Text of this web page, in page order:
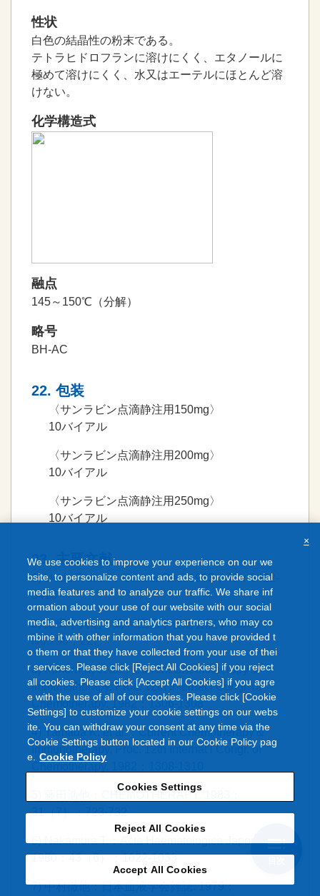
性状
白色の結晶性の粉末である。
テトラヒドロフランに溶けにくく、エタノールに
極めて溶けにくく、水又はエーテルにほとんど溶
けない。
化学構造式
融点
145～150℃（分解）
略号
BH-AC
22. 包装
〈サンラビン点滴静注用150mg〉
10バイアル
〈サンラビン点滴静注用200mg〉
10バイアル
〈サンラビン点滴静注用250mg〉
10バイアル
23. 主要文献
1) Ueda T, et al.：Cancer Res. 1983；43：3412-
3416
2) 上田孝典他：第42回癌学会総会記事. 1983；
No.790：227
3) Kimura K, et al.：Current Chemotherapy＆
Immunotherapy, Proc. 12th Internat’l Congr. of
Chemotherapy. 1982；1306-1308
4) Yamada K, et al.：Current Chemotherapy＆
Immunotherapy, Proc. 12th Internat’l Congr. of
Chemotherapy. 1982；1308-1310
5) 藤田浩他：CHEMOTHERAPY. 1983：
31（7）：723-732
6) Nakamura T.：Acta Haematologica Japonica.
1980；43（6）：1022-1033
7) 中村徹他：日本血液学会雑誌. 1979；
We use cookies to improve your experience on our we
bsite, to personalize content and ads, to provide social
media features and to analyze our traffic. We share inf
ormation about your use of our website with our social
media, advertising and analytics partners, who may co
mbine it with other information that you have provided t
o them or that they have collected from your use of thei
r services. Please click [Reject All Cookies] if you reject
all cookies. Please click [Accept All Cookies] if you agre
e with the use of all of our cookies. Please click [Cookie
Settings] to customize your cookie settings on our webs
ite. You can withdraw your consent at any time via the
Cookie Settings button located in our Cookie Policy pag
e. Cookie Policy
Cookies Settings
Reject All Cookies
Accept All Cookies
×